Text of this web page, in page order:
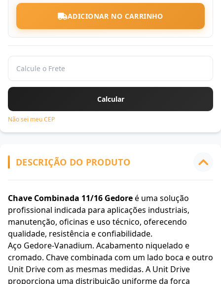
ADICIONAR NO CARRINHO
Não sei meu CEP
DESCRIÇÃO DO PRODUTO
Chave Combinada 11/16 Gedoreé uma solução
profissional indicada para aplicações industriais,
manutenção, oficinas e uso técnico, oferecendo
qualidade, resistência e confiabilidade.
Aço Gedore-Vanadium. Acabamento niquelado e
cromado. Chave combinada com um lado boca e outro
Unit Drive com as mesmas medidas. A Unit Drive
proporciona uma distribuição uniforme da força